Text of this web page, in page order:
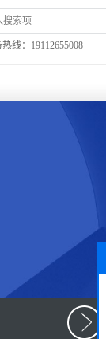
线： 19112655008